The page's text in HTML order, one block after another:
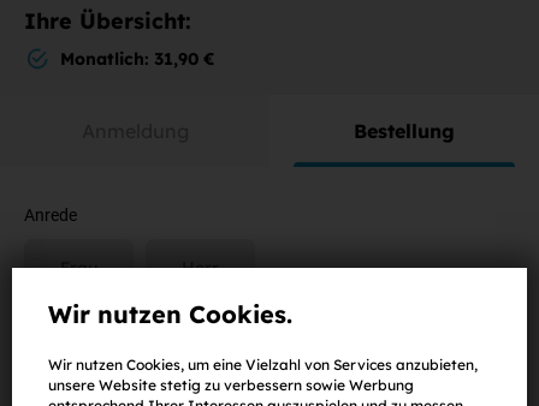
Ihre Übersicht:
Monatlich: 31,90 €
Bestellung
Anrede
Frau Herr
Wir nutzen Cookies.
Wir nutzen Cookies, um eine Vielzahl von Services anzubieten,
unsere Website stetig zu verbessern sowie Werbung